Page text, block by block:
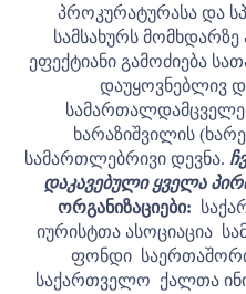
პროკურატურასა და
სამსახურს
ეფექტიანი გამოძიება
დაუყოვნებლივ
ხარაზიშვილის
სამართლებრივი დევნა.
დაკავებული ყველა
ორგანიზაციები:
იურისტთა ასოციაცია
ფონდი
საქართველო ქალთა